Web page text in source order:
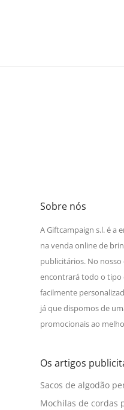
Sobre nós
A Giftcampaign s.l. é a
na venda online de
publicitários. No
encontrará todo o tipo
facilmente
já que dispomos de
promocionais ao
Os artigos
Sacos de algodão
Mochilas de cordas